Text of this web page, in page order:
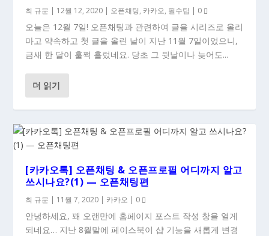
최 규문 | 12월 12, 2020 | 오픈채팅, 카카오, 필수팁 | 0
오늘은 12월 7일! 오픈채팅과 관련하여 글을 시리즈로 올리
마고 약속하고 첫 글을 올린 날이 지난 11월 7일이었으니,
금새 한 달이 훌쩍 흘렀네요. 당초 그 뒷날이나 늦어도...
더 읽기
[카카오톡] 오픈채팅 & 오픈프로필 어디까지 알고
쓰시나요?(1) — 오픈채팅편
최 규문 | 11월 7, 2020 | 카카오 | 0
안녕하세요, 꽤 오랜만에 홈페이지 포스트 작성 창을 열게
되네요… 지난 8월말에 페이스북이 샵 기능을 새롭게 변경